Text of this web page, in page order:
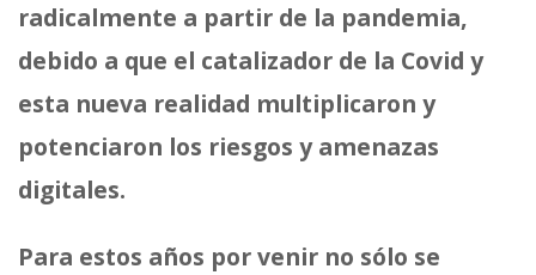
radicalmente a partir de la pandemia,
debido a que el catalizador de la Covid y
esta nueva realidad multiplicaron y
potenciaron los riesgos y amenazas
digitales.
Para estos años por venir no sólo se